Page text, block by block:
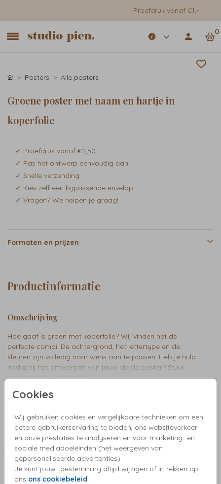
Proefdruk vanaf €1,-
0
Cookies
Wij gebruiken cookies en vergelijkbare technieken om een
betere gebruikerservaring te bieden, ons websiteverkeer
en onze prestaties te analyseren en voor marketing- en
sociale mediadoeleinden (het weergeven van
gepersonaliseerde advertenties).
Je kunt jouw toestemming altijd wijzigen of intrekken op
ons ons cookiebeleid.
Posters Alle posters
Groene poster met naam en hartje in
koperfolie
✓ Proefdruk vanaf €2,50
✓ Pas het ontwerp eenvoudig aan
✓ Snelle verzending
✓ Kies zelf een bijpassende envelop
✓ Vragen? We helpen je graag!
Formaten en prijzen
Productinformatie
Omschrijving
Hoe gaaf is groen met koperfolie? Wij vinden het dè
perfecte combi. De achtergrond, het lettertype en de
kleuren zijn volledig naar wens aan te passen. Heb je hulp
nodig bij het ontwerpen van jouw ideale poster? Stuur
gerust een berichtje! Otis
Collectie
Alle posters
Deze kaartjes vind je misschien ook leuk